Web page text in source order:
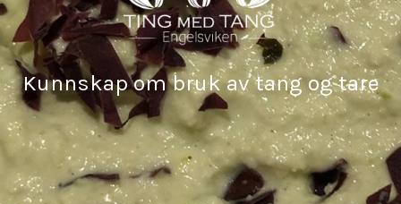
Kunnskap om bruk av tang og tare